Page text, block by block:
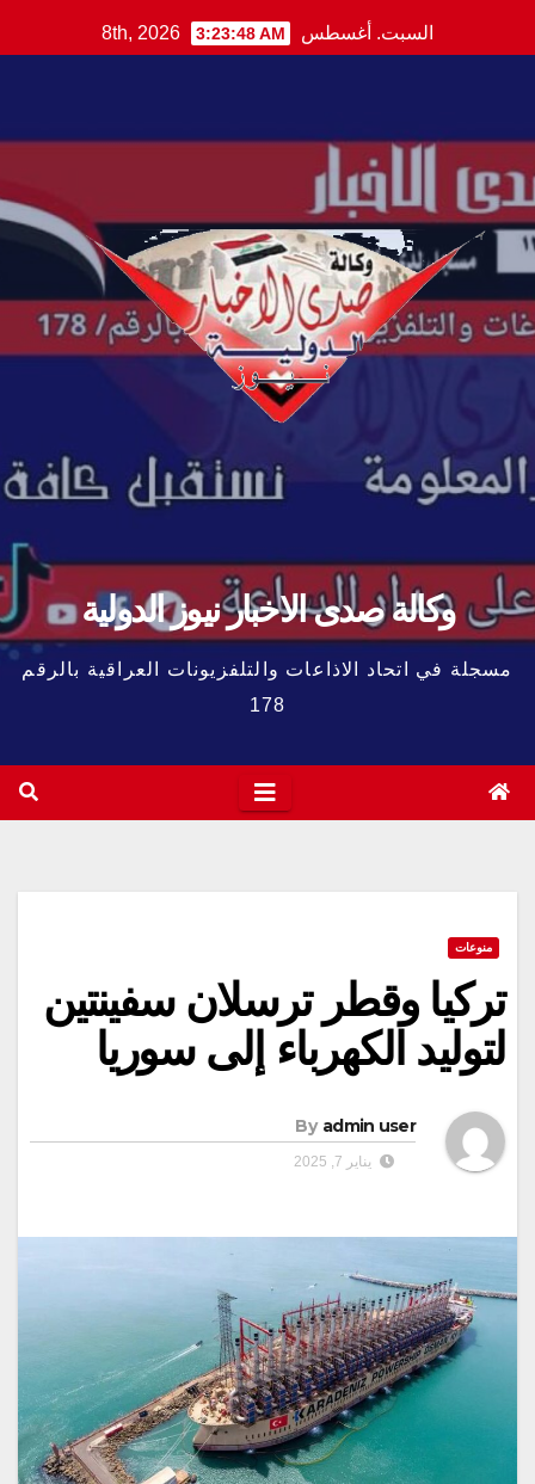
to
السبت. أغسطس 8th, 2026 3:23:49 AM
وكالة صدى الاخبار نيوز الدولية
مسجلة في اتحاد الاذاعات والتلفزيونات العراقية بالرقم
178
منوعات
تركيا وقطر ترسلان سفينتين
لتوليد الكهرباء إلى سوريا
By admin user
يناير 7, 2025